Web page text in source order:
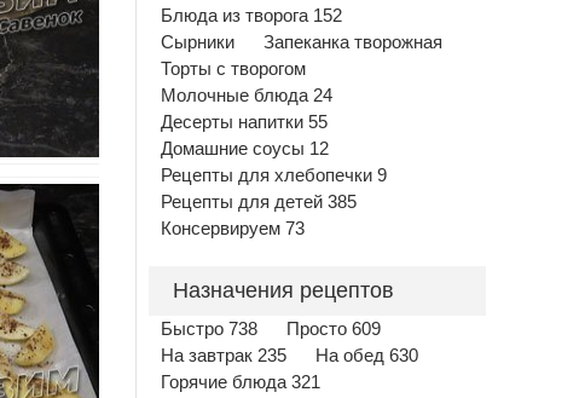
Блюда из творога 152
Сырники
Запеканка творожная
Торты с творогом
Молочные блюда 24
Десерты напитки 55
Домашние соусы 12
Рецепты для хлебопечки 9
Рецепты для детей 385
Консервируем 73
Назначения рецептов
Быстро 738
Просто 609
На завтрак 235
На обед 630
Горячие блюда 321